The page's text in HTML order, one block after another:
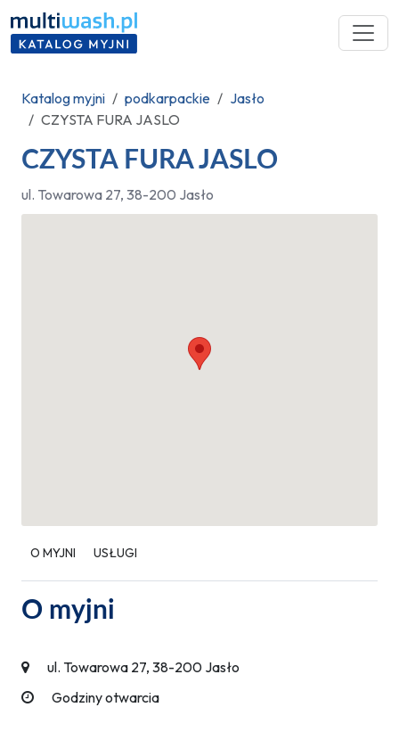
Katalog myjni podkarpackie
Jasło
CZYSTA FURA JASLO
CZYSTA FURA JASLO
ul. Towarowa 27, 38-200 Jasło
O MYJNI USŁUGI
O myjni
ul. Towarowa 27, 38-200 Jasło
Godziny otwarcia